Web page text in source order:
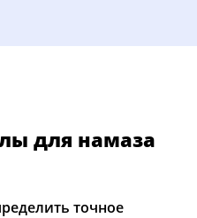
для намаза
точное